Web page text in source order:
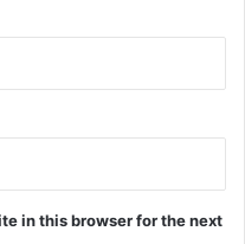
in this browser for the next